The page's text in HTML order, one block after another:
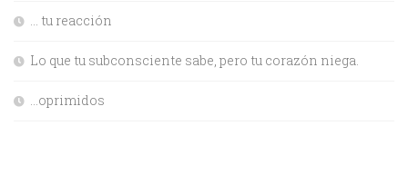
… tu reacción
Lo que tu subconsciente sabe, pero tu corazón niega.
…oprimidos